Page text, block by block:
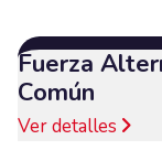
Fuerza
Común
Ver detalles